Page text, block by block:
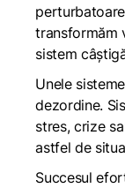
transformăm
sistem
Unele
dezordine.
stres, crize
astfel de
Succesul